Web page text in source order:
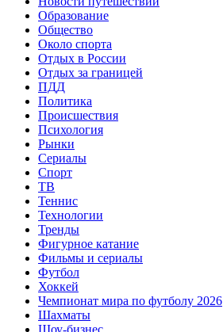
Образование
Общество
Около спорта
Отдых в России
Отдых за границей
ПДД
Политика
Происшествия
Психология
Рынки
Сериалы
Спорт
ТВ
Теннис
Технологии
Тренды
Фигурное катание
Фильмы и сериалы
Футбол
Хоккей
Чемпионат мира по футболу 2026
Шахматы
Шоу-бизнес